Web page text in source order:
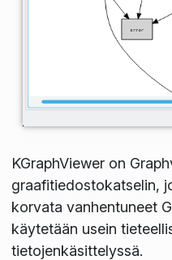
KGraphViewer on
graafitiedostokatselin,
korvata vanhentuneet
käytetään usein
tietojenkäsittelyssä.